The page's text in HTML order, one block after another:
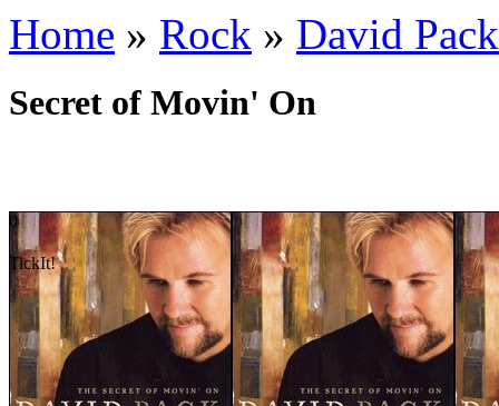
Home » Rock » David Pack
Secret of Movin' On
0
TickIt!